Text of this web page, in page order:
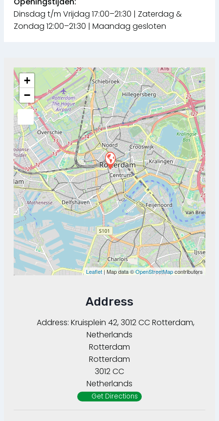
Dinsdag t/m Vrijdag 17:00–21:30 | Zaterdag &
Zondag 12:00–21:30 | Maandag gesloten
+
−
Leaflet| Map data ©OpenStreetMapcontributors
Address
Address: Kruisplein 42, 3012 CC Rotterdam,
Netherlands
Rotterdam
Rotterdam
3012 CC
Netherlands
Get Directions